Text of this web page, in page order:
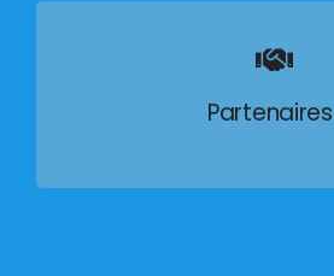
Partenaires